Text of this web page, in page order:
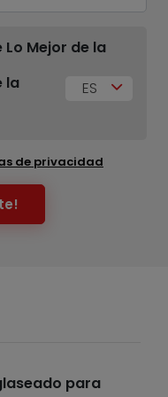
Mejor de la
la
ES
de privacidad
para